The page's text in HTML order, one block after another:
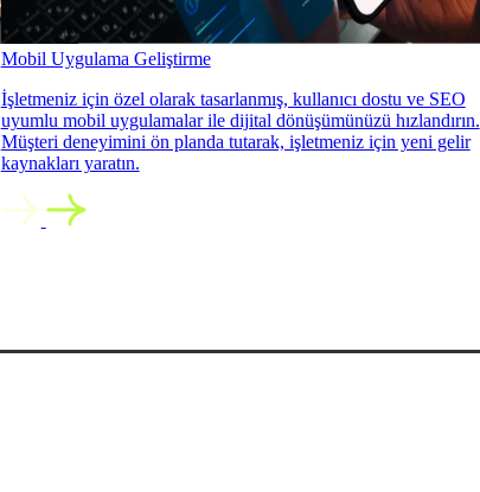
Mobil Uygulama Geliştirme
İşletmeniz için özel olarak tasarlanmış, kullanıcı dostu ve SEO
uyumlu mobil uygulamalar ile dijital dönüşümünüzü hızlandırın.
Müşteri deneyimini ön planda tutarak, işletmeniz için yeni gelir
kaynakları yaratın.